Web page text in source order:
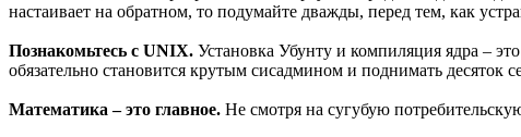
настаивает на обратном, то подумайте дважды, перед тем, как
Познакомьтесь с UNIX. Установка Убунту и компиляция ядра –
обязательно становится крутым сисадмином и поднимать
Математика – это главное. Не смотря на сугубую